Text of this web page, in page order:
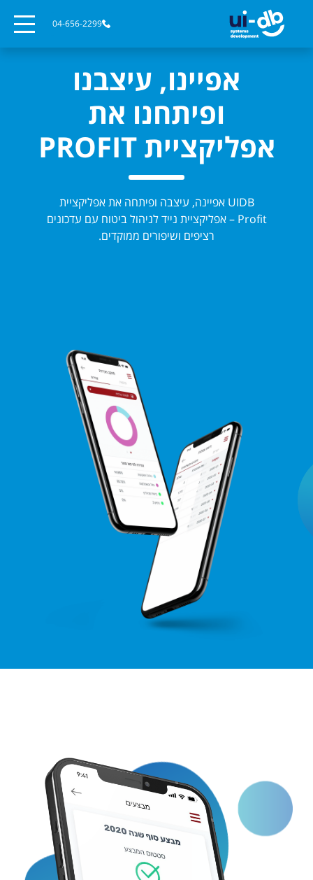
04-656-2299
אפיינו, עיצבנו
ופיתחנו את
אפליקציית PROFIT
UIDB אפיינה, עיצבה ופיתחה את אפליקציית
Profit – אפליקציית נייד לניהול ביטוח עם עדכונים
רציפים ושיפורים ממוקדים.